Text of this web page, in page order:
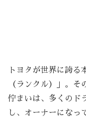
トヨタが世界に誇る
（ランクル）」。
佇まいは、多くのド
し、オーナーになっ